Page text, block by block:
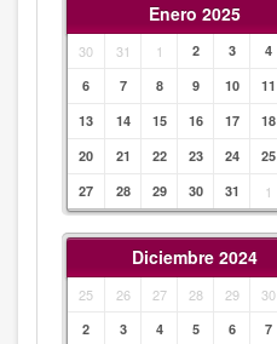
Enero 2025
30 31 1 2 3 4
6
7 8 9 10 11
13
14 15 16 17 18
20
21 22 23 24 25
27
28 29 30 31 1
Diciembre 2024
25 26 27 28 29 30
2
3 4 5 6 7